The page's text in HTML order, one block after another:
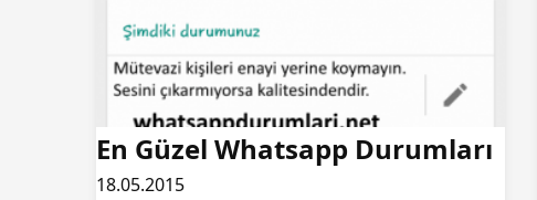
En Güzel Whatsapp Durumları
18.05.2015